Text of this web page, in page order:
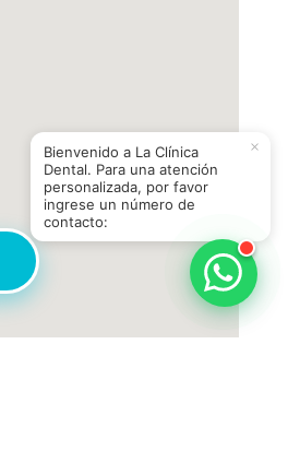
×
Bienvenido a La Clínica
Dental. Para una atención
personalizada, por favor
ingrese un número de
contacto: